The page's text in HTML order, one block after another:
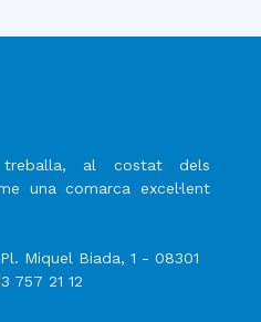
al costat dels
una comarca excel·lent
Miquel Biada, 1 - 08301
757 21 12